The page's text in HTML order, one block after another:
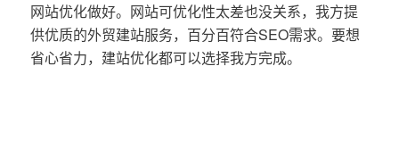
网站优化做好。网站可优化性太差也没关系，我方提
供优质的外贸建站服务，百分百符合SEO需求。要想
省心省力，建站优化都可以选择我方完成。